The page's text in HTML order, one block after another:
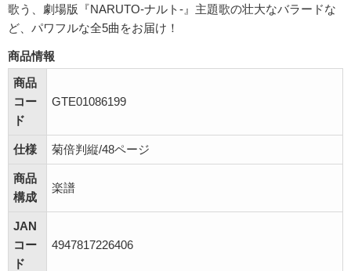
歌う、劇場版『NARUTO-ナルト-』主題歌の壮大なバラードな
ど、パワフルな全5曲をお届け！
商品情報
商品
コー
ド
GTE01086199
仕様 菊倍判縦/48ページ
商品
構成
楽譜
JAN
コー
ド
4947817226406